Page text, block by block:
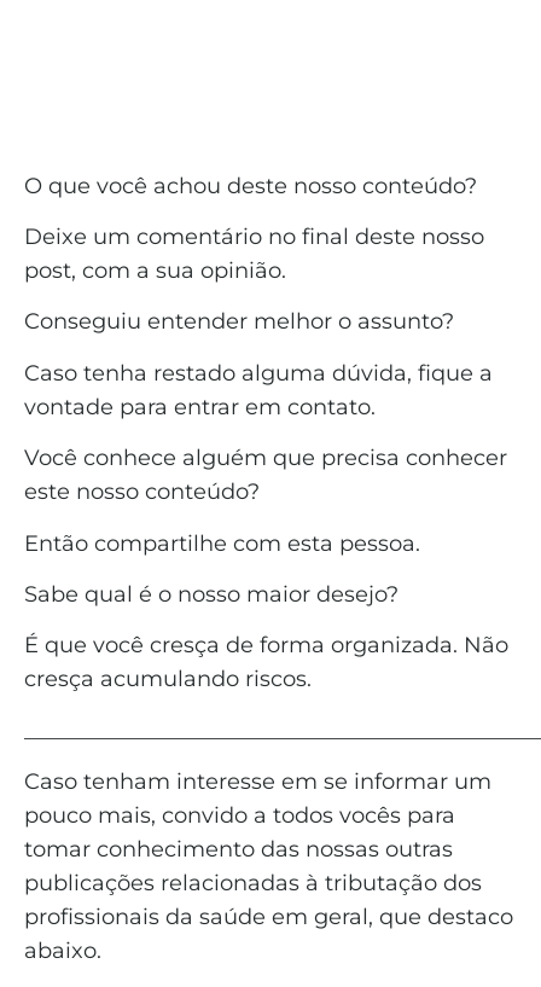
O que você achou deste nosso conteúdo?
Deixe um comentário no final deste nosso
post, com a sua opinião.
Conseguiu entender melhor o assunto?
Caso tenha restado alguma dúvida, fique a
vontade para entrar em contato.
Você conhece alguém que precisa conhecer
este nosso conteúdo?
Então compartilhe com esta pessoa.
Sabe qual é o nosso maior desejo?
É que você cresça de forma organizada. Não
cresça acumulando riscos.
Caso tenham interesse em se informar um
pouco mais, convido a todos vocês para
tomar conhecimento das nossas outras
publicações relacionadas à tributação dos
profissionais da saúde em geral, que destaco
abaixo.